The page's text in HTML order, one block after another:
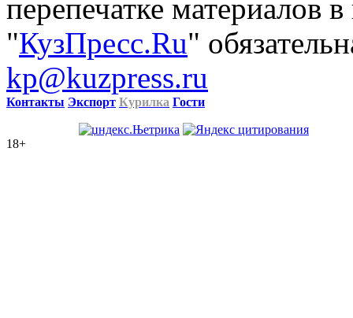
перепечатке материалов
"КузПресс.Ru"
kp@kuzpress.ru
Контакты Экспорт Курилка Гости
18+